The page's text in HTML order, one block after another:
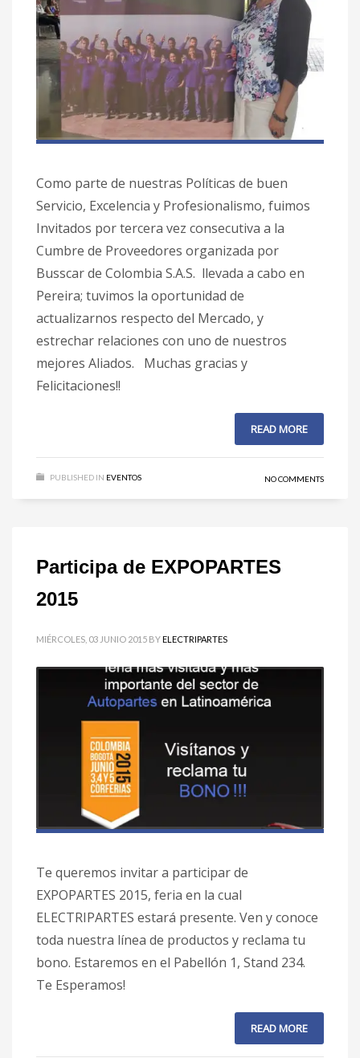
Como parte de nuestras Políticas de buen
Servicio, Excelencia y Profesionalismo, fuimos
Invitados por tercera vez consecutiva a la
Cumbre de Proveedores organizada por
Busscar de Colombia S.A.S. llevada a cabo en
Pereira; tuvimos la oportunidad de
actualizarnos respecto del Mercado, y
estrechar relaciones con uno de nuestros
mejores Aliados. Muchas gracias y
Felicitaciones!!
READ MORE
PUBLISHED IN EVENTOS NO COMMENTS
Participa de EXPOPARTES
2015
MIÉRCOLES, 03 JUNIO 2015 BYELECTRIPARTES
Te queremos invitar a participar de
EXPOPARTES 2015, feria en la cual
ELECTRIPARTES estará presente. Ven y conoce
toda nuestra línea de productos y reclama tu
bono. Estaremos en el Pabellón 1, Stand 234.
Te Esperamos!
READ MORE